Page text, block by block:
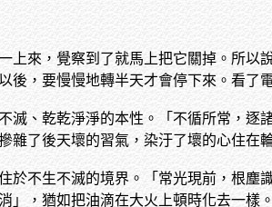
上來，覺察到了就馬上把它關掉。所
，要慢慢地轉半天才會停下來。看了
滅、乾乾淨淨的本性。「不循所常，
雜了後天壞的習氣，染汙了壞的心住在
於不生不滅的境界。「常光現前，根
，猶如把油滴在大火上頓時化去一樣